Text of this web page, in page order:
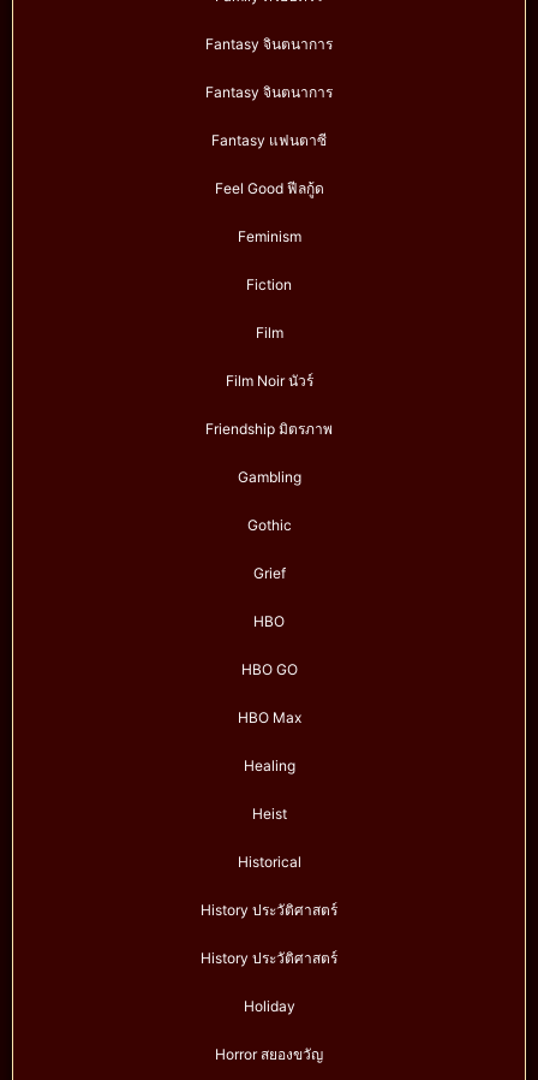
Fantasy จินตนาการ
Fantasy จินตนาการ
Fantasy แฟนตาซี
Feel Good ฟีลกู้ด
Feminism
Fiction
Film
Film Noir นัวร์
Friendship มิตรภาพ
Gambling
Gothic
Grief
HBO
HBO GO
HBO Max
Healing
Heist
Historical
History ประวัติศาสตร์
History ประวัติศาสตร์
Holiday
Horror สยองขวัญ